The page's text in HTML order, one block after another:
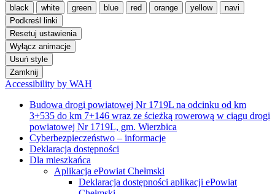
black
white green blue red orange yellow
navi
Podkreśl linki
Resetuj ustawienia
Wyłącz animacje
Usuń style
Zamknij
Accessibility by WAH
Budowa drogi powiatowej Nr 1719L na odcinku od km
3+535 do km 7+146 wraz ze ścieżką rowerową w ciągu drogi
powiatowej Nr 1719L, gm. Wierzbica
Cyberbezpieczeństwo – informacje
Deklaracja dostępności
Dla mieszkańca
Aplikacja ePowiat Chełmski
Deklaracja dostępności aplikacji ePowiat